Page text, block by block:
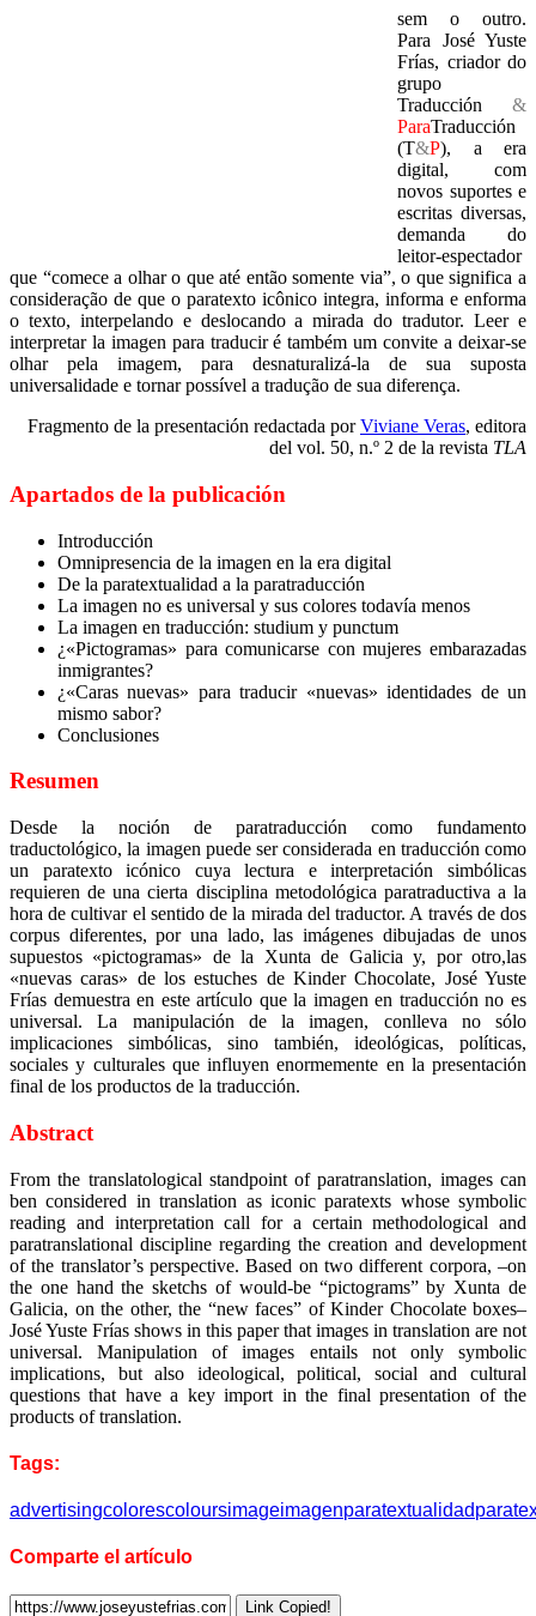
sem o outro.
Para José Yuste
Frías, criador do
grupo
Traducción &
ParaTraducción
(T&P), a era
digital, com
novos suportes e
escritas diversas,
demanda do
leitor-espectador
que “comece a olhar o que até então somente via”, o que significa a
consideração de que o paratexto icônico integra, informa e enforma
o texto, interpelando e deslocando a mirada do tradutor. Leer e
interpretar la imagen para traducir é também um convite a deixar-se
olhar pela imagem, para desnaturalizá-la de sua suposta
universalidade e tornar possível a tradução de sua diferença.
Fragmento de la presentación redactada porViviane Veras, editora
del vol. 50, n.º 2 de la revista TLA
Apartados de la publicación
Introducción
Omnipresencia de la imagen en la era digital
De la paratextualidad a la paratraducción
La imagen no es universal y sus colores todavía menos
La imagen en traducción: studium y punctum
¿«Pictogramas» para comunicarse con mujeres embarazadas
inmigrantes?
¿«Caras nuevas» para traducir «nuevas» identidades de un
mismo sabor?
Conclusiones
Resumen
Desde la noción de paratraducción como fundamento
traductológico, la imagen puede ser considerada en traducción como
un paratexto icónico cuya lectura e interpretación simbólicas
requieren de una cierta disciplina metodológica paratraductiva a la
hora de cultivar el sentido de la mirada del traductor. A través de dos
corpus diferentes, por una lado, las imágenes dibujadas de unos
supuestos «pictogramas» de la Xunta de Galicia y, por otro,las
«nuevas caras» de los estuches de Kinder Chocolate, José Yuste
Frías demuestra en este artículo que la imagen en traducción no es
universal. La manipulación de la imagen, conlleva no sólo
implicaciones simbólicas, sino también, ideológicas, políticas,
sociales y culturales que influyen enormemente en la presentación
final de los productos de la traducción.
Abstract
From the translatological standpoint of paratranslation, images can
ben considered in translation as iconic paratexts whose symbolic
reading and interpretation call for a certain methodological and
paratranslational discipline regarding the creation and development
of the translator’s perspective. Based on two different corpora, –on
the one hand the sketchs of would-be “pictograms” by Xunta de
Galicia, on the other, the “new faces” of Kinder Chocolate boxes–
José Yuste Frías shows in this paper that images in translation are not
universal. Manipulation of images entails not only symbolic
implications, but also ideological, political, social and cultural
questions that have a key import in the final presentation of the
products of translation.
Tags:
advertisingcolorescoloursimageimagenparatextualidad
Comparte el artículo
Link Copied!